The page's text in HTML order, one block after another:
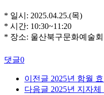
* 일시: 2025.04.25.(목)
* 시간: 10:30~11:20
* 장소: 울산북구문화예술
댓글0
이전글 2025년 함월
다음글 2025년 지자